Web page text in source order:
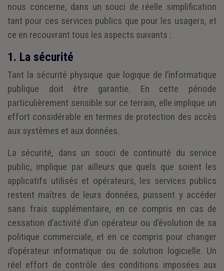
nous concerne, dans un souci de réelle simplification
tant pour ces services publics que pour les usagers, et
ce en recouvrant tous les aspects suivants :
1. La sécurité
Tant la sécurité physique que logique de l’informatique
publique doit être garantie. En cette période
particulièrement sensible sur ce terrain, elle implique un
effort considérable en termes de protection des accès
aux systèmes et aux données.
La sécurité, dans un souci de continuité du service
public, implique par ailleurs que quels que soient les
applicatifs utilisés et opérateurs, les services publics
restent maîtres de leurs données, puissent y accéder
sans frais supplémentaire, en ce compris en cas de
cessation d’activité d’un opérateur ou d’évolution de sa
politique commerciale, et en ce compris pour changer
d’opérateur informatique ou de solution logicielle. Un
réel effort de contrôle des conditions imposées aux